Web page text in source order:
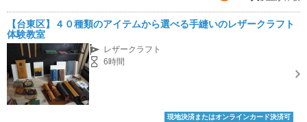
【台東区】４０種類のアイテムから選べる手縫いのレザークラフト
体験教室
レザークラフト
6時間
現地決済またはオンラインカード決済可